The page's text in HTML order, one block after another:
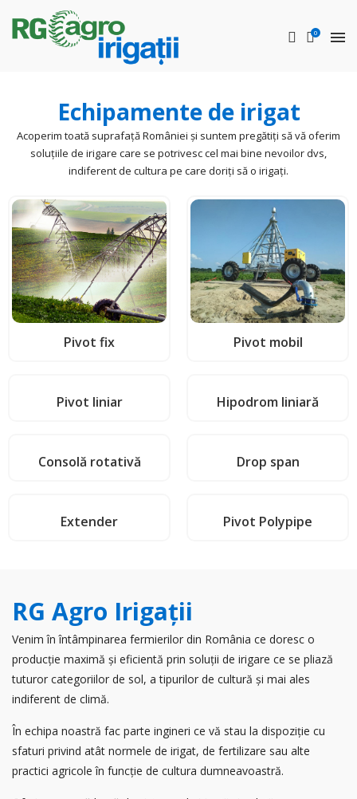
0
Echipamente de irigat
Acoperim toată suprafață României și suntem pregătiți să vă oferim
soluțiile de irigare care se potrivesc cel mai bine nevoilor dvs,
indiferent de cultura pe care doriți să o irigați.
Pivot fix Pivot mobil
Pivot liniar Hipodrom liniară
Consolă rotativă Drop span
Extender Pivot Polypipe
RG Agro Irigaţii
Venim în întâmpinarea fermierilor din România ce doresc o
producție maximă și eficientă prin soluții de irigare ce se pliază
tuturor categoriilor de sol, a tipurilor de cultură și mai ales
indiferent de climă.
În echipa noastră fac parte ingineri ce vă stau la dispoziție cu
sfaturi privind atât normele de irigat, de fertilizare sau alte
practici agricole în funcție de cultura dumneavoastră.